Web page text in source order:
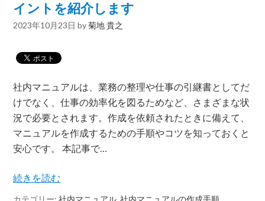
イントを紹介します
2023年10月23日 by菊地 貴之
社内マニュアルは、業務の整理や仕事の引継書としてだ
けでなく、仕事の効率化を図るためなど、さまざまな状
況で必要とされます。作成を依頼されたときに備えて、
マニュアルを作成するための手順やコツを知っておくと
安心です。 本記事で…
続きを読む
カテゴリー:社内マニュアル,社内マニュアルの作成手順